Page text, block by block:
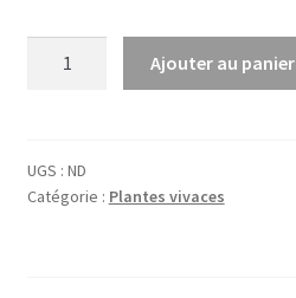
'Mammuth'
Ajouter au panier
UGS : ND
Catégorie : Plantes vivaces